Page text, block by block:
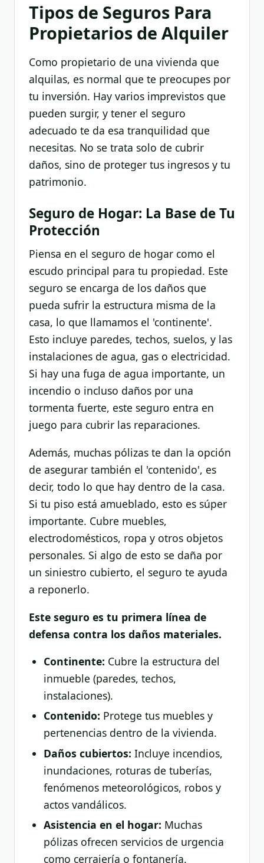
Tipos de Seguros Para
Propietarios de Alquiler
Como propietario de una vivienda que
alquilas, es normal que te preocupes por
tu inversión. Hay varios imprevistos que
pueden surgir, y tener el seguro
adecuado te da esa tranquilidad que
necesitas. No se trata solo de cubrir
daños, sino de proteger tus ingresos y tu
patrimonio.
Seguro de Hogar: La Base de Tu
Protección
Piensa en el seguro de hogar como el
escudo principal para tu propiedad. Este
seguro se encarga de los daños que
pueda sufrir la estructura misma de la
casa, lo que llamamos el 'continente'.
Esto incluye paredes, techos, suelos, y las
instalaciones de agua, gas o electricidad.
Si hay una fuga de agua importante, un
incendio o incluso daños por una
tormenta fuerte, este seguro entra en
juego para cubrir las reparaciones.
Además, muchas pólizas te dan la opción
de asegurar también el 'contenido', es
decir, todo lo que hay dentro de la casa.
Si tu piso está amueblado, esto es súper
importante. Cubre muebles,
electrodomésticos, ropa y otros objetos
personales. Si algo de esto se daña por
un siniestro cubierto, el seguro te ayuda
a reponerlo.
Este seguro es tu primera línea de
defensa contra los daños materiales.
Continente: Cubre la estructura del
inmueble (paredes, techos,
instalaciones).
Contenido: Protege tus muebles y
pertenencias dentro de la vivienda.
Daños cubiertos: Incluye incendios,
inundaciones, roturas de tuberías,
fenómenos meteorológicos, robos y
actos vandálicos.
Asistencia en el hogar: Muchas
pólizas ofrecen servicios de urgencia
como cerrajería o fontanería.